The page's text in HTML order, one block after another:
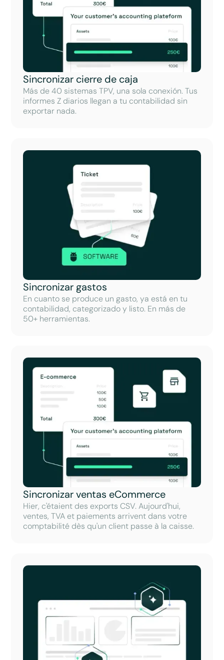
Sincronizar cierre de caja
Más de 40 sistemas TPV, una sola conexión. Tus
informes Z diarios llegan a tu contabilidad sin
exportar nada.
Sincronizar gastos
En cuanto se produce un gasto, ya está en tu
contabilidad, categorizado y listo. En más de
50+ herramientas.
Sincronizar ventas eCommerce
Hier, c'étaient des exports CSV. Aujourd'hui,
ventes, TVA et paiements arrivent dans votre
comptabilité dès qu'un client passe à la caisse.